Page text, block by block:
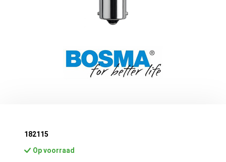
182115
Op voorraad